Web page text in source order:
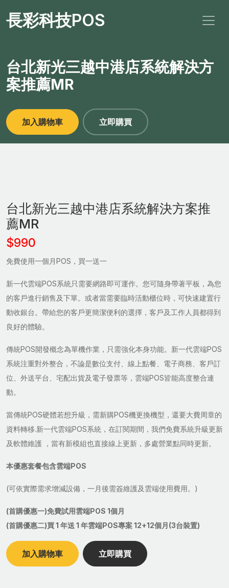
長彩科技POS
台北新光三越中港店系統解決方
案推薦MR
加入購物車 立即購買
台北新光三越中港店系統解決方案推
薦MR
$990
免費使用一個月POS，買一送一
新一代雲端POS系統只需要網路即可運作。您可隨身帶著平板，為您
的客戶進行銷售及下單。或者當需要臨時活動櫃位時，可快速建置行
動收銀台。帶給您的客戶更簡潔便利的選擇，客戶及工作人員都得到
良好的體驗。
傳統POS開發概念為單機作業，只需強化本身功能。新一代雲端POS
系統注重對外整合，不論是數位支付、線上點餐、電子商務、客戶訂
位、外送平台、宅配出貨及電子發票等，雲端POS皆能高度整合連
動。
當傳統POS硬體若想升級，需新購POS機更換機型，還要大費周章的
資料轉移.新一代雲端POS系統，在訂閱期間，我們免費系統升級更新
及軟體維護 ，當有新模組也直接線上更新，多處營業點同時更新。
本優惠套餐包含雲端POS
(可依實際需求增減設備，一月後需簽維護及雲端使用費用。)
(首購優惠一)免費試用雲端POS 1個月
(首購優惠二)買 1 年送 1 年雲端POS專案 12+12個月(3台裝置)
加入購物車 立即購買